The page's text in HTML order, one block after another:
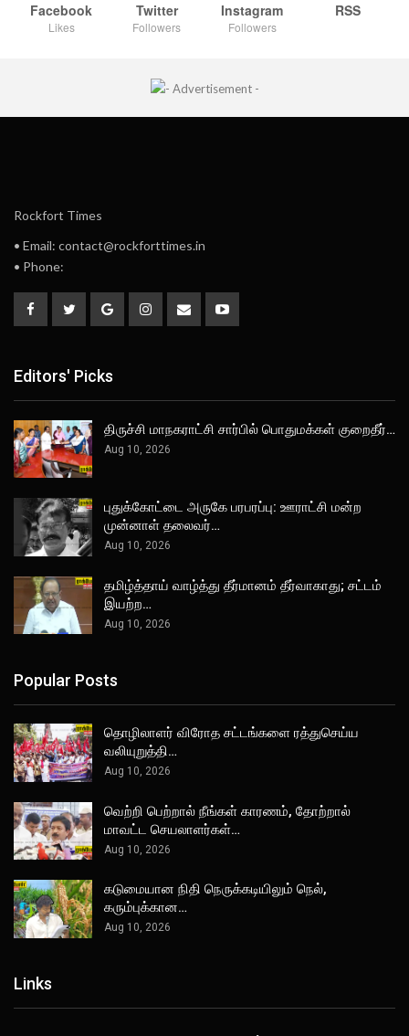
Facebook
Likes
Twitter
Followers
Instagram
Followers
RSS
Rockfort Times
• Email: contact@rockforttimes.in
• Phone:
Editors' Picks
திருச்சி மாநகராட்சி சார்பில் பொதுமக்கள் குறைதீர்…
Aug 10, 2026
புதுக்கோட்டை அருகே பரபரப்பு: ஊராட்சி மன்ற
முன்னாள் தலைவர்…
Aug 10, 2026
தமிழ்த்தாய் வாழ்த்து தீர்மானம் தீர்வாகாது; சட்டம்
இயற்ற…
Aug 10, 2026
Popular Posts
தொழிலாளர் விரோத சட்டங்களை ரத்துசெய்ய
வலியுறுத்தி…
Aug 10, 2026
வெற்றி பெற்றால் நீங்கள் காரணம், தோற்றால்
மாவட்ட செயலாளர்கள்…
Aug 10, 2026
கடுமையான நிதி நெருக்கடியிலும் நெல்,
கரும்புக்கான…
Aug 10, 2026
Links